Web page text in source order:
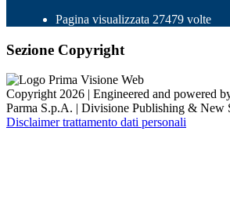
Pagina visualizzata 27479 volte
Sezione Copyright
Copyright 2026 | Engineered and powered
Parma S.p.A. | Divisione Publishing & New
Disclaimer trattamento dati personali